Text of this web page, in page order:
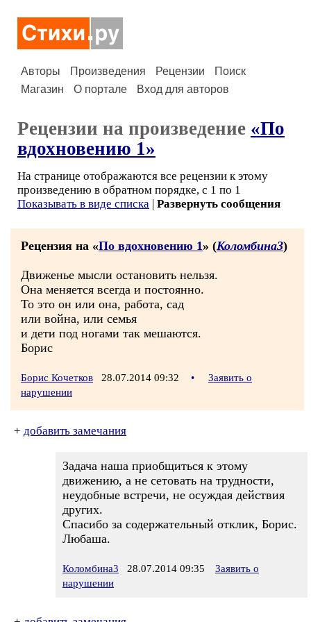
Авторы Произведения Рецензии
Поиск
Магазин
О портале Вход для авторов
Рецензии на произведение «По
вдохновению 1»
На странице отображаются все рецензии к этому
произведению в обратном порядке, с 1 по 1
Показывать в виде списка | Развернуть сообщения
Рецензия на «По вдохновению 1» (Коломбина3)
Движенье мысли остановить нельзя.
Она меняется всегда и постоянно.
То это он или она, работа, сад
или война, или семья
и дети под ногами так мешаются.
Борис
Борис Кочетков 28.07.2014 09:32 •
Заявить о
нарушении
+ добавить замечания
Задача наша приобщиться к этому
движению, а не сетовать на трудности,
неудобные встречи, не осуждая действия
других.
Спасибо за содержательный отклик, Борис.
Любаша.
Коломбина3 28.07.2014 09:35
Заявить о
нарушении